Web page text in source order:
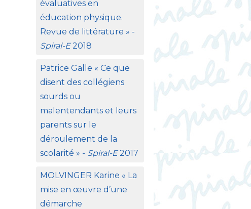
évaluatives en
éducation physique.
Revue de littérature » -
Spiral-E2018
Patrice Galle « Ce que
disent des collégiens
sourds ou
malentendants et leurs
parents sur le
déroulement de la
scolarité » - Spiral-E2017
MOLVINGER Karine « La
mise en œuvre d’une
démarche